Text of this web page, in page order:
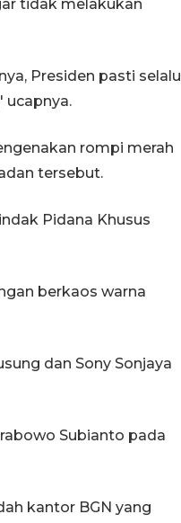
tidak melakukan
Presiden pasti selalu
ucapnya.
rompi merah
tersebut.
Pidana Khusus
berkaos warna
dan Sony Sonjaya
Subianto pada
kantor BGN yang